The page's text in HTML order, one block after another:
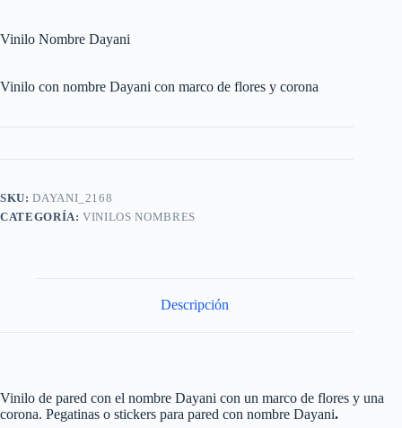
Vinilo Nombre Dayani
Vinilo con nombre Dayani con marco de flores y corona
SKU:DAYANI_2168
CATEGORÍA:VINILOS NOMBRES
Descripción
Vinilo de pared con el nombre Dayani con un marco de flores y una
corona. Pegatinas o stickers para pared con nombre Dayani.